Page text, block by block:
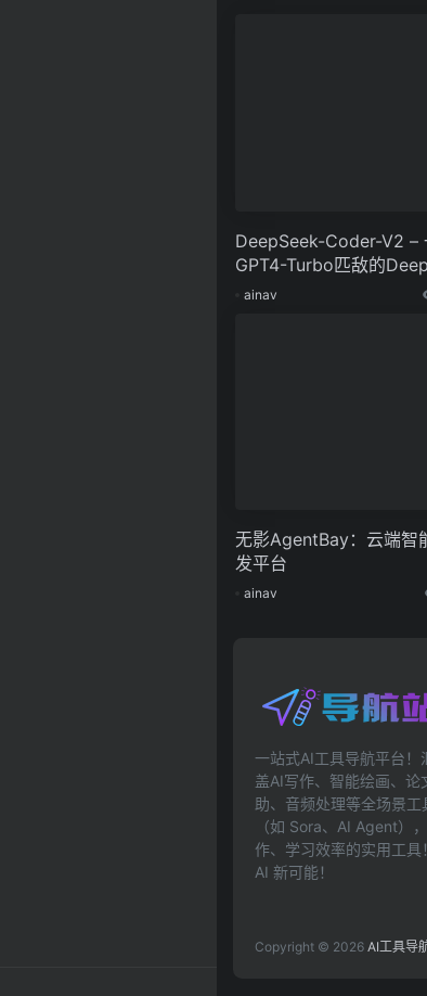
DeepSeek-Coder-V2 –
GPT4-Turbo匹敌的
放源代码编程语言模型
ainav
无影AgentBay：云端智
发平台
ainav
一站式AI工具导航平台
盖AI写作、智能绘画、
助、音频处理等全场景
（如 Sora、AI Agent）
作、学习效率的实用工
AI 新可能！
Copyright © 2026 AI工具导